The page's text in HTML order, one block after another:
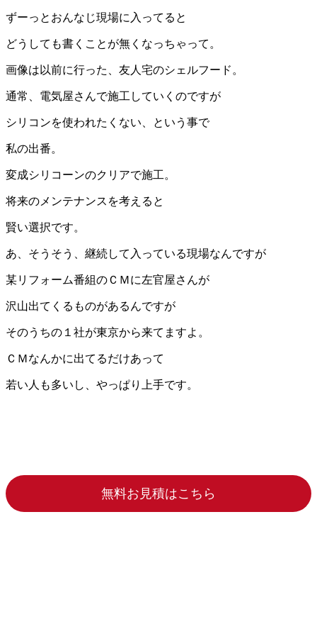
ずーっとおんなじ現場に入ってると
どうしても書くことが無くなっちゃって。
画像は以前に行った、友人宅のシェルフード。
通常、電気屋さんで施工していくのですが
シリコンを使われたくない、という事で
私の出番。
変成シリコーンのクリアで施工。
将来のメンテナンスを考えると
賢い選択です。
あ、そうそう、継続して入っている現場なんですが
某リフォーム番組のＣＭに左官屋さんが
沢山出てくるものがあるんですが
そのうちの１社が東京から来てますよ。
ＣＭなんかに出てるだけあって
若い人も多いし、やっぱり上手です。
無料お見積はこちら